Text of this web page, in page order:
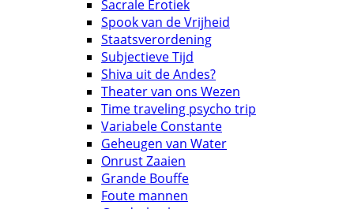
Sacrale Erotiek
Spook van de Vrijheid
Staatsverordening
Subjectieve Tijd
Shiva uit de Andes?
Theater van ons Wezen
Time traveling psycho trip
Variabele Constante
Geheugen van Water
Onrust Zaaien
Grande Bouffe
Foute mannen